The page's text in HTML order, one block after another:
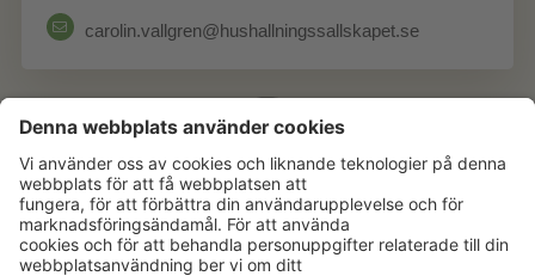
carolin.vallgren@hushallningssallskapet.se